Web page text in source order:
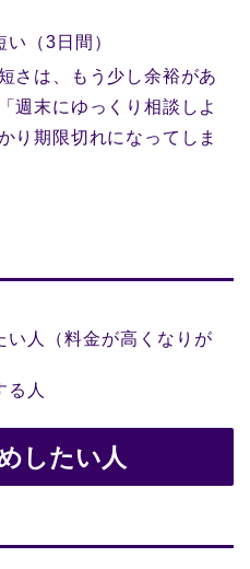
（3日間）
さは、もう少し余裕があ
週末にゆっくり相談しよ
り期限切れになってしま
い人（料金が高くなりが
る人
したい人